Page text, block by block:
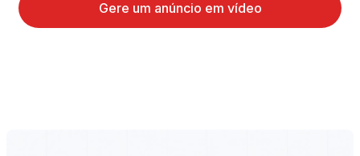
Gere um anúncio em vídeo